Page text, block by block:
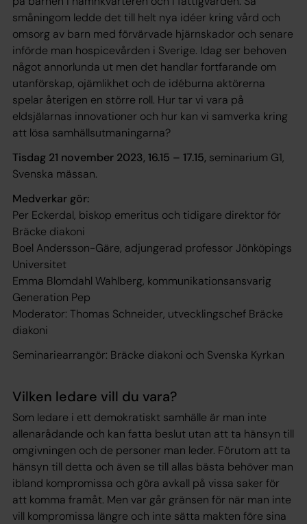
småningom ledde det till helt nya idéer kring vård och
omsorg av barn med förvärvade hjärnskador och senare
införde man hospicevården i Sverige. Idag ser behoven
något annorlunda ut men det handlar fortfarande om
utanförskap, ojämlikhet och de idéburna aktörerna
spelar återigen en större roll. Hur tar vi vara på
eldsjälarnas innovationer och hur kan vi samverka kring
att lösa samhällsutmaningarna?
Tisdag 21 november 2023, 16.15 – 17.15, seminarium G1,
Svenska mässan.
Medverkar gör:
Per Eckerdal, biskop emeritus och tidigare direktor för
Bräcke diakoni
Boel Andersson-Gäre, adjungerad professor Jönköpings
Universitet
Emma Blomdahl Wahlberg, kommunikationsansvarig
Generation Pep
Moderator: Thomas Schneider, utvecklingschef Bräcke
diakoni
Seminariearrangör: Bräcke diakoni och Svenska Kyrkan
Vilken ledare vill du vara?
Som ledare i ett demokratiskt samhälle är man inte
allenarådande och kan fatta beslut utan att ta hänsyn till
omgivningen och de personer man leder. Förutom att ta
hänsyn till detta och även se till allas bästa behöver man
ibland kompromissa och göra avkall på vissa saker för
att komma framåt. Men var går gränsen för när man inte
vill kompromissa längre och inte sätta makten före sina